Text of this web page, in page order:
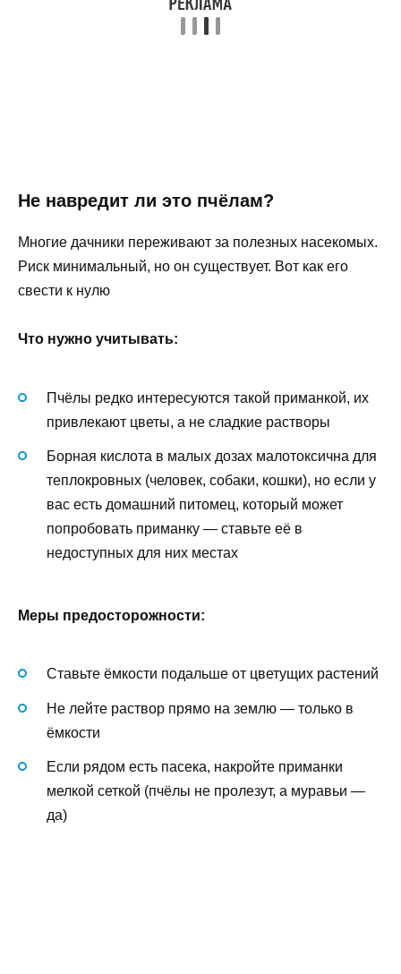
Не навредит ли это пчёлам?
Многие дачники переживают за полезных насекомых.
Риск минимальный, но он существует. Вот как его
свести к нулю
Что нужно учитывать:
Пчёлы редко интересуются такой приманкой, их
привлекают цветы, а не сладкие растворы
Борная кислота в малых дозах малотоксична для
теплокровных (человек, собаки, кошки), но если у
вас есть домашний питомец, который может
попробовать приманку — ставьте её в
недоступных для них местах
Меры предосторожности:
Ставьте ёмкости подальше от цветущих растений
Не лейте раствор прямо на землю — только в
ёмкости
Если рядом есть пасека, накройте приманки
мелкой сеткой (пчёлы не пролезут, а муравьи —
да)